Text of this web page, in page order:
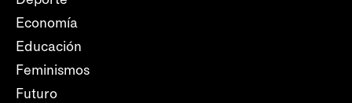
Economía
Educación
Feminismos
Futuro